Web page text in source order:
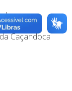
Caçandoca